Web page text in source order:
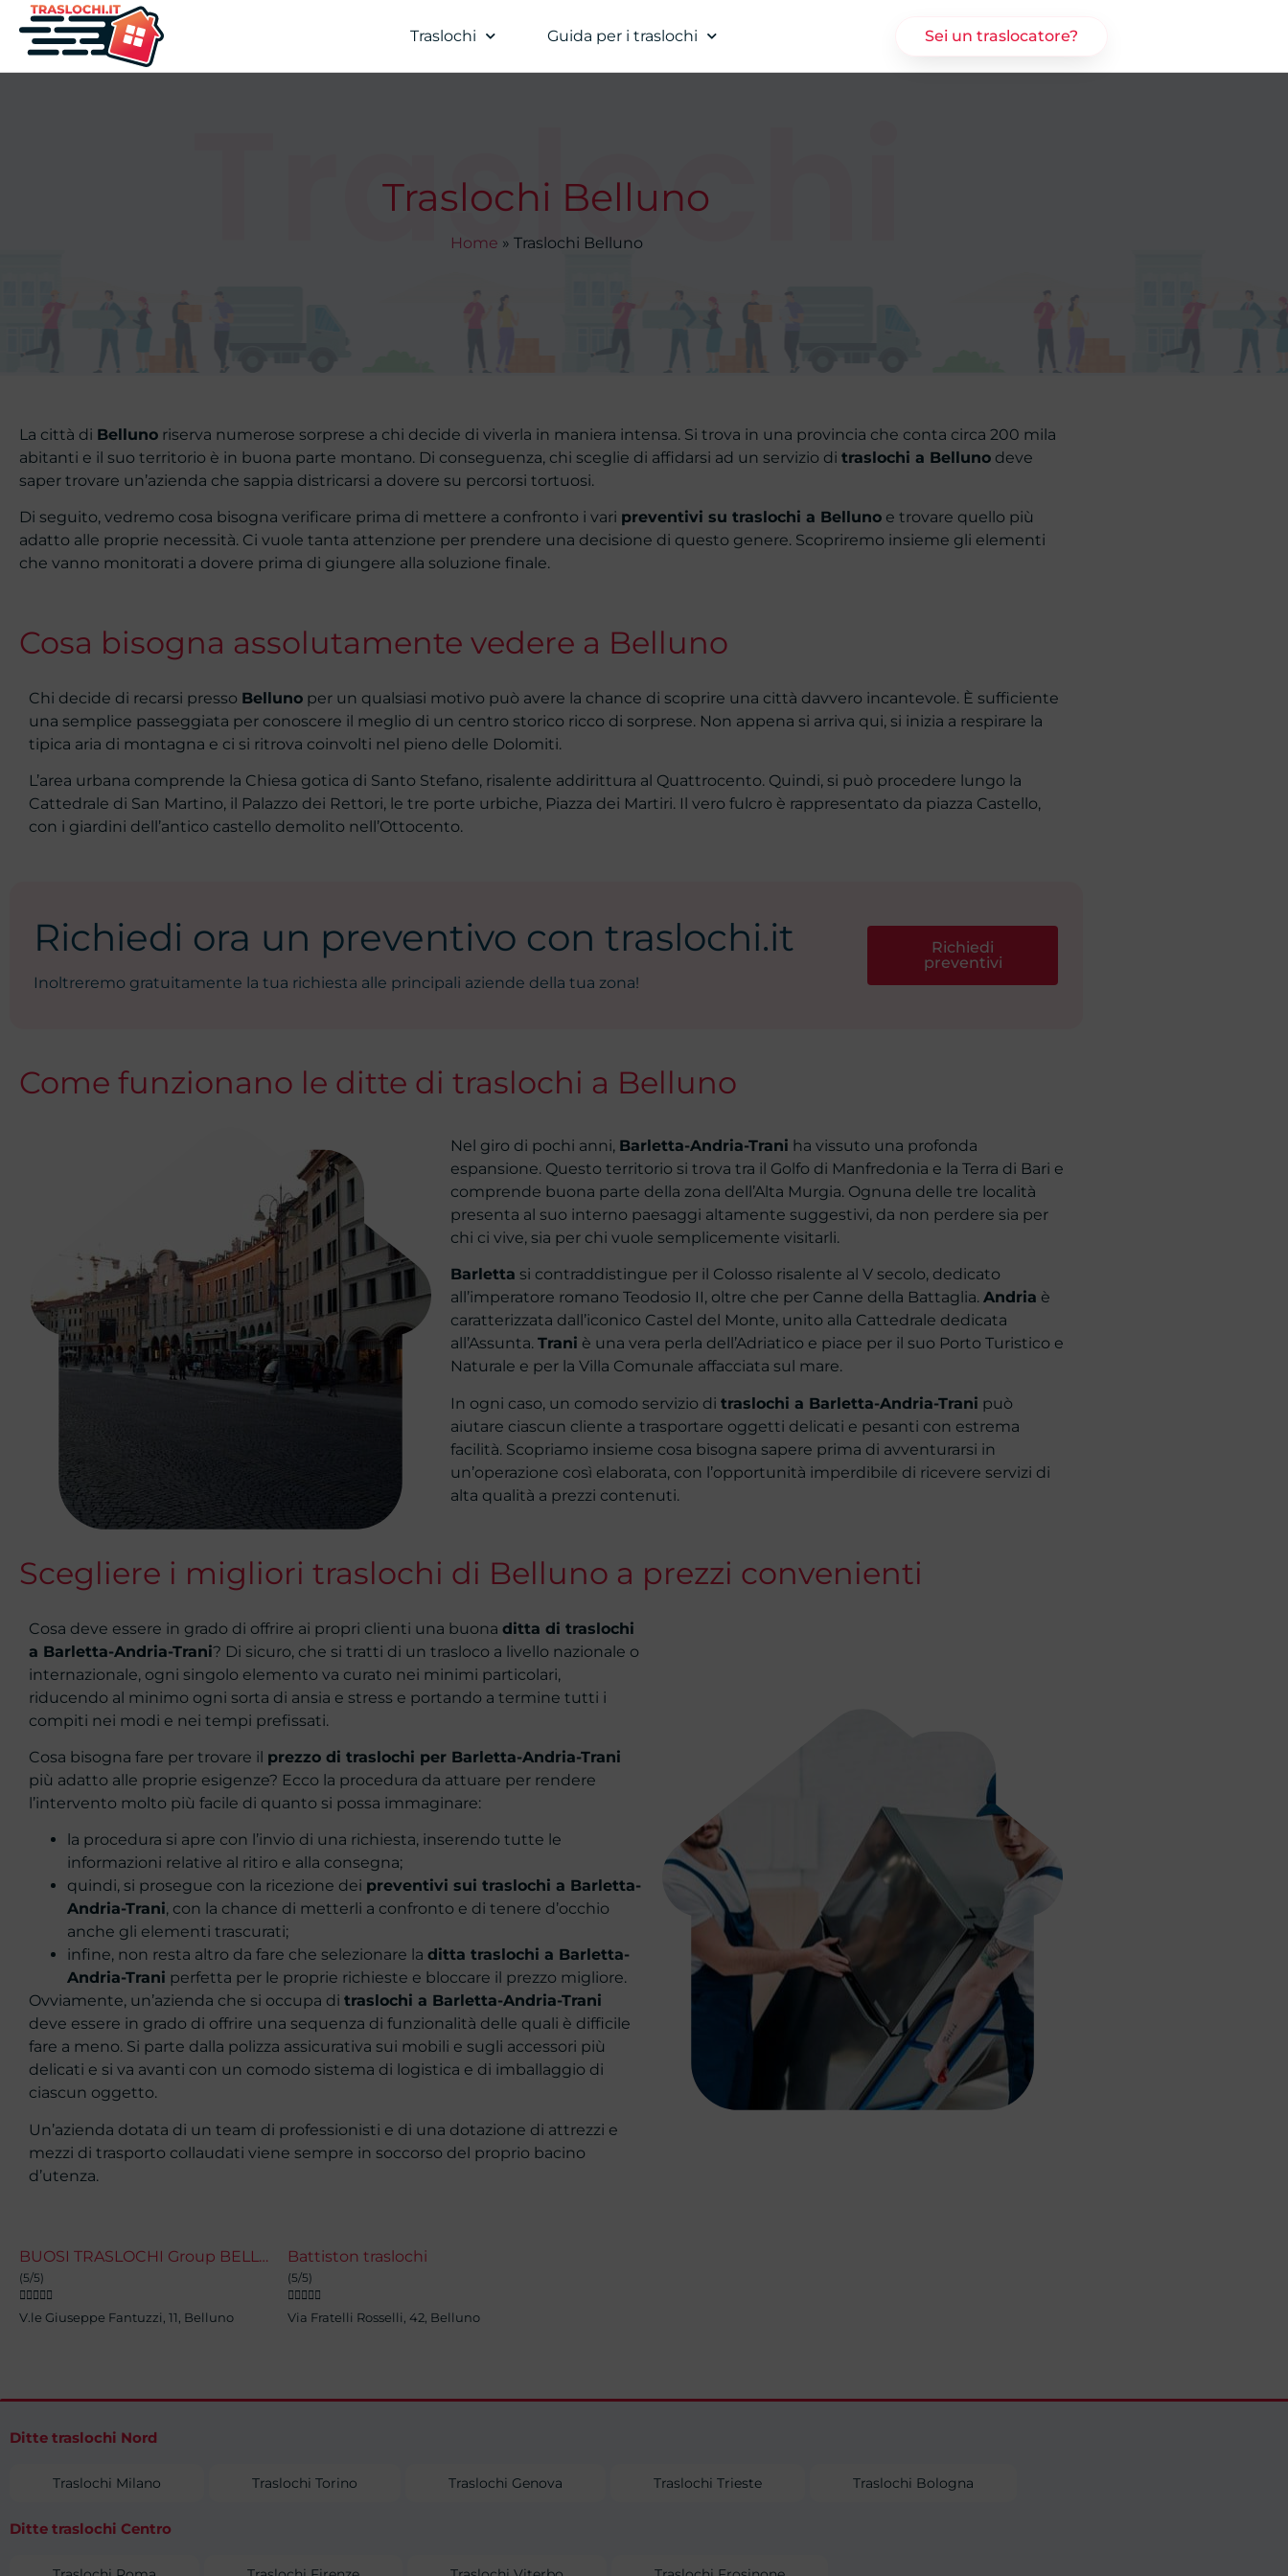
Traslochi Guida per i traslochi Sei un traslocatore?
Traslochi Belluno
Home » Traslochi Belluno
Traslochi
La città di Belluno riserva numerose sorprese a chi decide di viverla in maniera intensa. Si trova in una provincia che conta circa 200 mila
abitanti e il suo territorio è in buona parte montano. Di conseguenza, chi sceglie di affidarsi ad un servizio di traslochi a Belluno deve
saper trovare un’azienda che sappia districarsi a dovere su percorsi tortuosi.
Di seguito, vedremo cosa bisogna verificare prima di mettere a confronto i vari preventivi su traslochi a Belluno e trovare quello più
adatto alle proprie necessità. Ci vuole tanta attenzione per prendere una decisione di questo genere. Scopriremo insieme gli elementi
che vanno monitorati a dovere prima di giungere alla soluzione finale.
Cosa bisogna assolutamente vedere a Belluno
Chi decide di recarsi presso Belluno per un qualsiasi motivo può avere la chance di scoprire una città davvero incantevole. È sufficiente
una semplice passeggiata per conoscere il meglio di un centro storico ricco di sorprese. Non appena si arriva qui, si inizia a respirare la
tipica aria di montagna e ci si ritrova coinvolti nel pieno delle Dolomiti.
L’area urbana comprende la Chiesa gotica di Santo Stefano, risalente addirittura al Quattrocento. Quindi, si può procedere lungo la
Cattedrale di San Martino, il Palazzo dei Rettori, le tre porte urbiche, Piazza dei Martiri. Il vero fulcro è rappresentato da piazza Castello,
con i giardini dell’antico castello demolito nell’Ottocento.
Richiedi ora un preventivo con traslochi.it
Inoltreremo gratuitamente la tua richiesta alle principali aziende della tua zona!
Richiedi
preventivi
Come funzionano le ditte di traslochi a Belluno
Nel giro di pochi anni, Barletta-Andria-Trani ha vissuto una profonda
espansione. Questo territorio si trova tra il Golfo di Manfredonia e la Terra di Bari e
comprende buona parte della zona dell’Alta Murgia. Ognuna delle tre località
presenta al suo interno paesaggi altamente suggestivi, da non perdere sia per
chi ci vive, sia per chi vuole semplicemente visitarli.
Barletta si contraddistingue per il Colosso risalente al V secolo, dedicato
all’imperatore romano Teodosio II, oltre che per Canne della Battaglia. Andria è
caratterizzata dall’iconico Castel del Monte, unito alla Cattedrale dedicata
all’Assunta. Trani è una vera perla dell’Adriatico e piace per il suo Porto Turistico e
Naturale e per la Villa Comunale affacciata sul mare.
In ogni caso, un comodo servizio di traslochi a Barletta-Andria-Trani può
aiutare ciascun cliente a trasportare oggetti delicati e pesanti con estrema
facilità. Scopriamo insieme cosa bisogna sapere prima di avventurarsi in
un’operazione così elaborata, con l’opportunità imperdibile di ricevere servizi di
alta qualità a prezzi contenuti.
Scegliere i migliori traslochi di Belluno a prezzi convenienti
Cosa deve essere in grado di offrire ai propri clienti una buona ditta di traslochi
a Barletta-Andria-Trani? Di sicuro, che si tratti di un trasloco a livello nazionale o
internazionale, ogni singolo elemento va curato nei minimi particolari,
riducendo al minimo ogni sorta di ansia e stress e portando a termine tutti i
compiti nei modi e nei tempi prefissati.
Cosa bisogna fare per trovare il prezzo di traslochi per Barletta-Andria-Trani
più adatto alle proprie esigenze? Ecco la procedura da attuare per rendere
l’intervento molto più facile di quanto si possa immaginare:
la procedura si apre con l’invio di una richiesta, inserendo tutte le
informazioni relative al ritiro e alla consegna;
quindi, si prosegue con la ricezione dei preventivi sui traslochi a Barletta-
Andria-Trani, con la chance di metterli a confronto e di tenere d’occhio
anche gli elementi trascurati;
infine, non resta altro da fare che selezionare la ditta traslochi a Barletta-
Andria-Trani perfetta per le proprie richieste e bloccare il prezzo migliore.
Ovviamente, un’azienda che si occupa di traslochi a Barletta-Andria-Trani
deve essere in grado di offrire una sequenza di funzionalità delle quali è difficile
fare a meno. Si parte dalla polizza assicurativa sui mobili e sugli accessori più
delicati e si va avanti con un comodo sistema di logistica e di imballaggio di
ciascun oggetto.
Un’azienda dotata di un team di professionisti e di una dotazione di attrezzi e
mezzi di trasporto collaudati viene sempre in soccorso del proprio bacino
d’utenza.
BUOSI TRASLOCHI Group BELLUNO
(5/5)

V.le Giuseppe Fantuzzi, 11, Belluno
Battiston traslochi
(5/5)

Via Fratelli Rosselli, 42, Belluno
Ditte traslochi Nord
Traslochi Milano Traslochi Torino Traslochi Genova Traslochi Trieste Traslochi Bologna
Ditte traslochi Centro